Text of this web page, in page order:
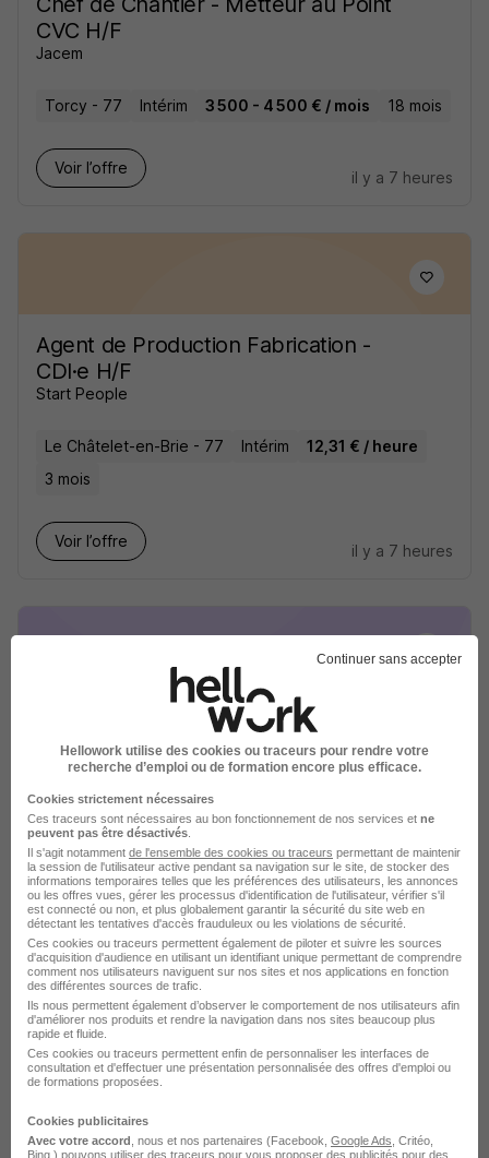
CVC H/F
Jacem
Torcy - 77 Intérim 3 500 - 4 500 € / mois 18 mois
Voir l’offre
il y a 7 heures
Agent de Production Fabrication -
CDI·e H/F
Start People
Le Châtelet-en-Brie - 77 Intérim
12,31 € / heure
3 mois
Voir l’offre
il y a 7 heures
Metallier Soudeur en Atelier H/F
Meaux - 77 Intérim 13 - 15 € / heure
Voir l’offre
il y a 7 heures
Vendeur - Vendeuse en Bricolage H/F
Temporis Interim
Continuer sans accepter
Hellowork utilise des cookies ou traceurs pour rendre votre
recherche d’emploi ou de formation encore plus efficace.
Cookies strictement nécessaires
Ces traceurs sont nécessaires au bon fonctionnement de nos services et ne
peuvent pas être désactivés
Il s'agit notamment de l'ensemble des cookies ou traceurs permettant de maintenir
la session de l'utilisateur active pendant sa navigation sur le site, de stocker des
informations temporaires telles que les préférences des utilisateurs, les annonces
ou les offres vues, gérer les processus d'identification de l'utilisateur, vérifier s'il
est connecté ou non, et plus globalement garantir la sécurité du site web en
détectant les tentatives d'accès frauduleux ou les violations de sécurité.
Ces cookies ou traceurs permettent également de piloter et suivre les sources
d'acquisition d'audience en utilisant un identifiant unique permettant de comprendre
comment nos utilisateurs naviguent sur nos sites et nos applications en fonction
des différentes sources de trafic.
Ils nous permettent également d’observer le comportement de nos utilisateurs afin
d'améliorer nos produits et rendre la navigation dans nos sites beaucoup plus
rapide et fluide.
Ces cookies ou traceurs permettent enfin de personnaliser les interfaces de
consultation et d'effectuer une présentation personnalisée des offres d'emploi ou
de formations proposées.
Cookies publicitaires
Avec votre accord , nous et nos partenaires (Facebook, Google Ads , Critéo,
Bing,) pouvons utiliser des traceurs pour vous proposer des publicités pour des